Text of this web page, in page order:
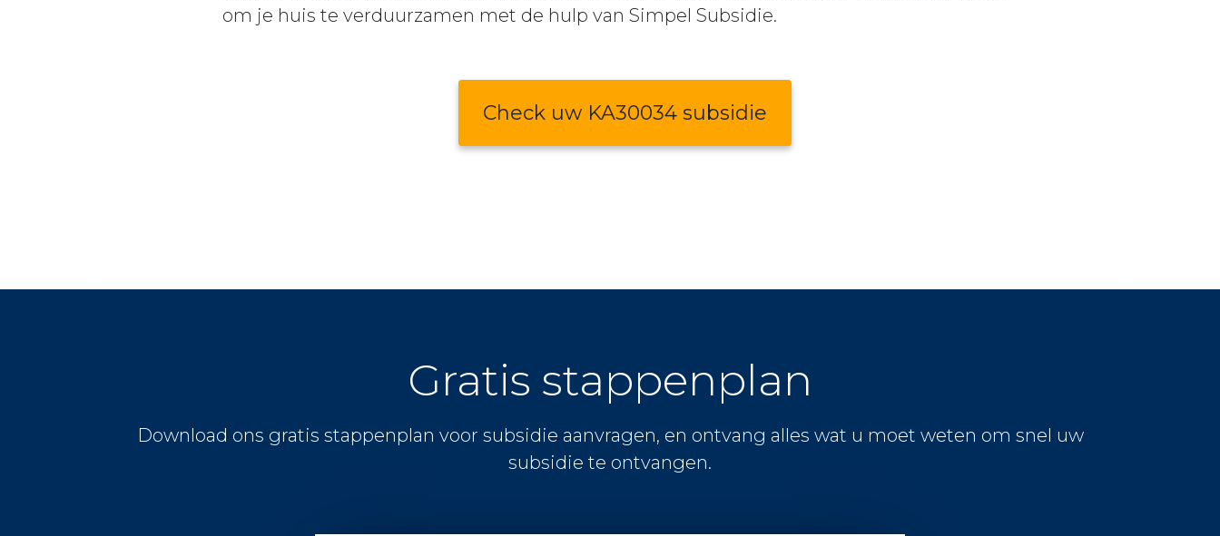
om je huis te verduurzamen met de hulp van Simpel Subsidie.
Check uw KA30034 subsidie
Gratis stappenplan
Download ons gratis stappenplan voor subsidie aanvragen, en ontvang alles wat u moet weten om snel uw
subsidie te ontvangen.